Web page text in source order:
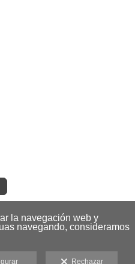
la navegación web y
navegando, consideramos
Rechazar